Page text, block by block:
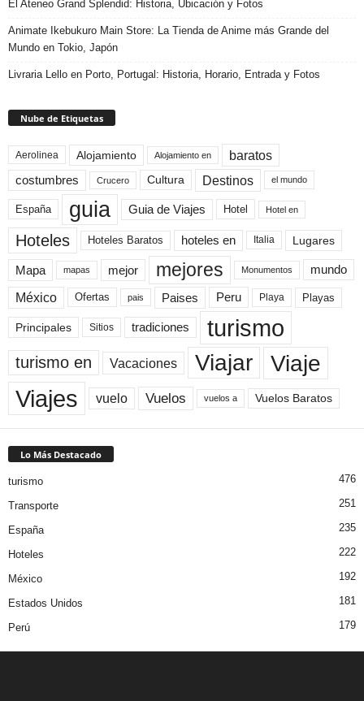
El Ateneo Grand Splendid: Historia, Ubicación y Fotos
Animate Ikebukuro Main Store: La Tienda de Anime más Grande del
Mundo en Tokio, Japón
Livraria Lello en Porto, Portugal: Historia, Horario, Entrada y Fotos
Nube de Etiquetas
Aerolinea Alojamiento Alojamiento en baratos
costumbres Crucero Cultura Destinos el mundo
España guia Guia de Viajes Hotel Hotel en
Hoteles Hoteles Baratos hoteles en Italia Lugares
Mapa mapas mejor mejores Monumentos mundo
México Ofertas pais Paises Peru Playa Playas
Principales Sitios tradiciones turismo
turismo en Vacaciones Viajar Viaje
Viajes vuelo Vuelos vuelos a Vuelos Baratos
Lo Más Destacado
turismo 476
Transporte 251
España 235
Hoteles 222
México 192
Estados Unidos 181
Perú 179